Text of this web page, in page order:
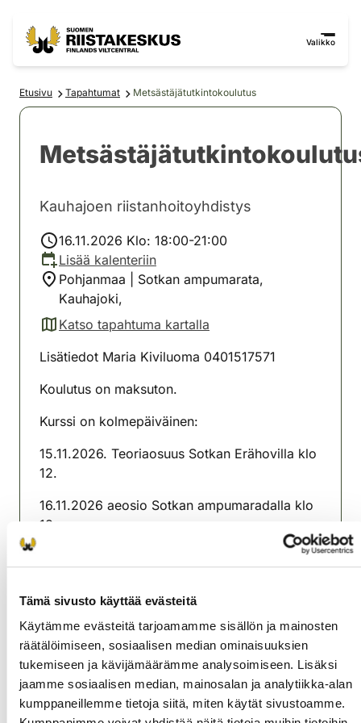
Tämä sivusto käyttää evästeitä
Käytämme evästeitä tarjoamamme sisällön ja mainosten
räätälöimiseen, sosiaalisen median ominaisuuksien
tukemiseen ja kävijämäärämme analysoimiseen. Lisäksi
jaamme sosiaalisen median, mainosalan ja analytiikka-alan
kumppaneillemme tietoja siitä, miten käytät sivustoamme.
Valikko
Etusivu Tapahtumat Metsästäjätutkintokoulutus
Kauhajoen riistanhoitoyhdistys
16.11.2026 Klo: 18:00-21:00
Lisää kalenteriin
Pohjanmaa | Sotkan ampumarata,
Kauhajoki,
Katso tapahtuma kartalla
(avautuu uuteen välilehteen)
Lisätiedot Maria Kiviluoma 0401517571
Koulutus on maksuton.
Kurssi on kolmepäiväinen:
15.11.2026. Teoriaosuus Sotkan Erähovilla klo
12.
16.11.2026 aeosio Sotkan ampumaradalla klo
18.
Pohjanmaa
kauhajoki@rhy.riista.fi